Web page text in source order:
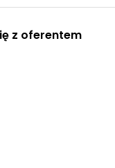
z oferentem